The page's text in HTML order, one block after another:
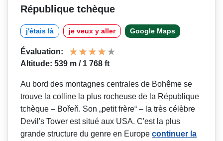
République tchèque
j'étais là je veux y aller Google Maps
Évaluation:
Altitude: 539 m / 1 768 ft
Au bord des montagnes centrales de Bohême se
trouve la colline la plus rocheuse de la République
tchèque – Bořeň. Son „petit frère“ – la très célèbre
Devil's Tower est situé aux USA. C'est la plus
grande structure du genre en Europe continuer la